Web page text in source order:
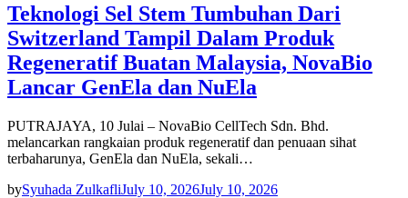
Teknologi Sel Stem Tumbuhan Dari
Switzerland Tampil Dalam Produk
Regeneratif Buatan Malaysia, NovaBio
Lancar GenEla dan NuEla
PUTRAJAYA, 10 Julai – NovaBio CellTech Sdn. Bhd.
melancarkan rangkaian produk regeneratif dan penuaan sihat
terbaharunya, GenEla dan NuEla, sekali…
bySyuhada ZulkafliJuly 10, 2026July 10, 2026